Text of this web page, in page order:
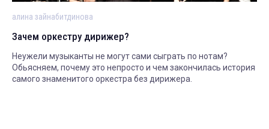
алина зайнабитдинова
Зачем оркестру дирижер?
Неужели музыканты не могут сами сыграть по нотам?
Обьясняем, почему это непросто и чем закончилась история
самого знаменитого оркестра без дирижера.